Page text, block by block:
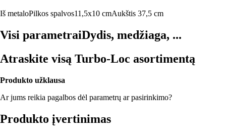
Iš metaloPilkos spalvos11,5x10 cmAukštis 37,5 cm
Visi parametraiDydis, medžiaga, ...
Atraskite visą Turbo-Loc asortimentą
Produkto užklausa
Ar jums reikia pagalbos dėl parametrų ar pasirinkimo?
Produkto įvertinimas